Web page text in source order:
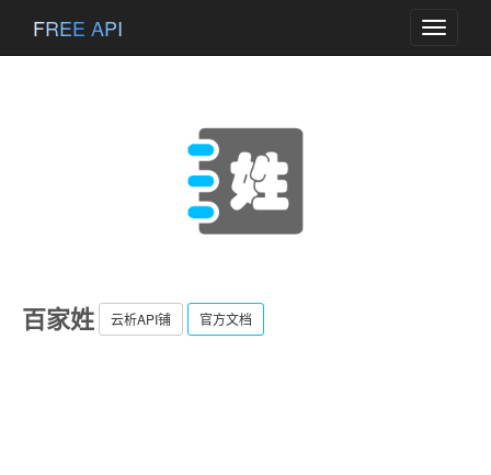
Toggle
FREE API
百家姓 云析API铺 官方文档